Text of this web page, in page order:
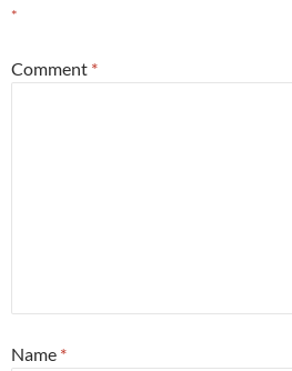
*
Comment *
Name *